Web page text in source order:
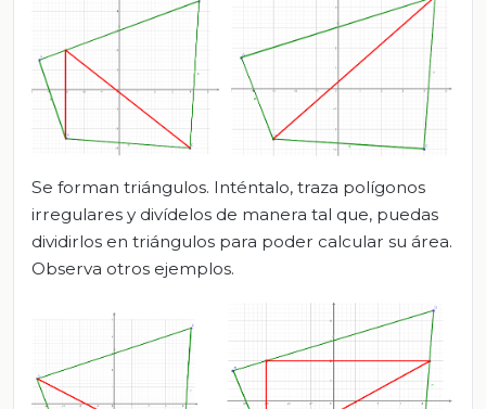
Se forman triángulos. Inténtalo, traza polígonos
irregulares y divídelos de manera tal que, puedas
dividirlos en triángulos para poder calcular su área.
Observa otros ejemplos.